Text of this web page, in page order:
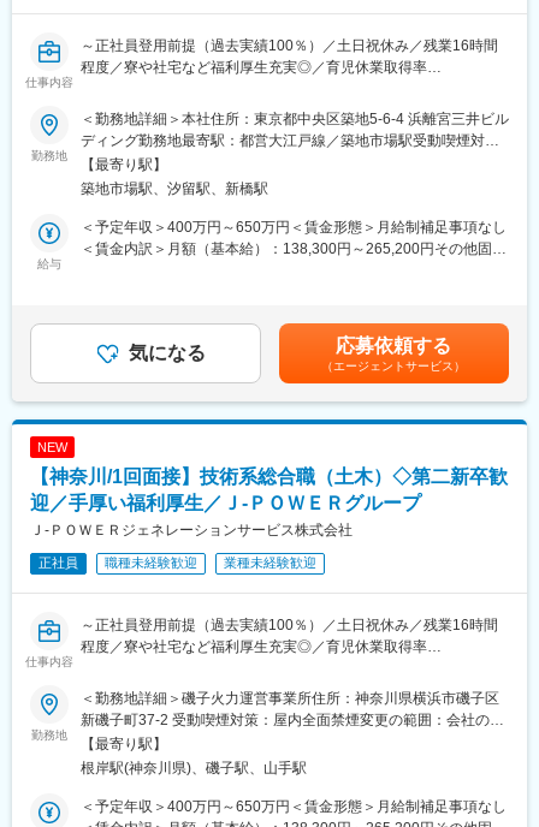
環境配慮型の循環社会を目指した事業を展開しています。
変更の範囲：会社の定める業務
◇平均残業16時間
◇土日祝休み／年間休日123日
◇育児休業取得率100％（2024年度実績）
＊社員の健康と充実した生活に配慮した生産性の高い職場の実現
のために「時間外労働、有給取得の見える化」や「No残業デーの
更なる徹底」など会社全体として取り組みをしております。
■当社の魅力について：
◎ 手厚い福利厚生
教育・研修制度を通じて、着実なキャリアアップを支援します。
（1） 資格取得向け外部講習は上限なく会社負担。平日の研修も
担。
（4） 各拠点の合格者である先輩が、試験傾向や面接対策まで手
厚くサポート。
◎ J-POWERグループの安定性
火力発電所の副産物をセメント原料や肥料として活用するなど、
環境配慮型の循環社会を目指した事業を展開しています。
変更の範囲：会社の定める業務
仕事内容
～正社員登用前提（過去実績100％）／土日祝休み／残業16時間
程度／寮や社宅など福利厚生充実◎／育児休業取得率
備運営のすべてを担う会社です／プライム上場で日本有数の電力
会社である電源開発株式会社の100％子会社～
■業務概要：
同社の管理する火力発電プラントの土木関係の点検・保守計画の
立案から、補修・新設工事の管理・実施、関係部署・機関との調
整を担当します。
・火力発電所の建築設備に係る技術総括及び社内外調整
・火力運営事業所技術支援
▼9:00修繕作業対応等
▼13:00各自スケジュール管理による、デスクワーク、各種資料作
成
▼17:00頃 退社
◇平均残業16時間
◇土日祝休み／年間休日123日
◇育児休業取得率100％（2024年度実績）
＊社員の健康と充実した生活に配慮した生産性の高い職場の実現
のために「時間外労働、有給取得の見える化」や「No残業デーの
更なる徹底」など会社全体として取り組みをしております。
■当社の魅力について：
勤務地
＜勤務地詳細＞本社住所：東京都中央区築地5-6-4 浜離宮三井ビル
ディング勤務地最寄駅：都営大江戸線／築地市場駅受動喫煙対
策：屋内全面禁煙変更の範囲：会社の定める事業所
【最寄り駅】
築地市場駅、汐留駅、新橋駅
給与
＜予定年収＞400万円～650万円＜賃金形態＞月給制補足事項なし
＜賃金内訳＞月額（基本給）：138,300円～265,200円その他固定
名：680万円・40歳扶養2名：810万円※1.上記年収は本店勤務にて
試算、残業手当21H/円を含む※2.社宅、寮、借上げ社宅はモデル年
収に含まれません。賃金はあくまでも目安の金額であり、選考を
通じて上下する可能性があります。月給(月額)は固定手当を含めた
表記です。
気になる 応募依頼する
（エージェントサービス）
NEW
【神奈川/1回面接】技術系総合職（土木）◇第二新卒歓
迎／手厚い福利厚生／Ｊ‐ＰＯＷＥＲグループ
Ｊ‐ＰＯＷＥＲジェネレーションサービス株式会社
正社員 職種未経験歓迎 業種未経験歓迎
仕事内容
～正社員登用前提（過去実績100％）／土日祝休み／残業16時間
程度／寮や社宅など福利厚生充実◎／育児休業取得率
備運営のすべてを担う会社です／プライム上場で日本有数の電力
会社である電源開発株式会社の100％子会社～
■業務概要：
同社の管理する火力発電プラントの土木関係の点検・保守計画の
立案から、補修・新設工事の管理・実施、関係部署・機関との調
整を担当します。
勤務地
＜勤務地詳細＞磯子火力運営事業所住所：神奈川県横浜市磯子区
新磯子町37-2 受動喫煙対策：屋内全面禁煙変更の範囲：会社の定
める事業所
【最寄り駅】
根岸駅(神奈川県)、磯子駅、山手駅
＜予定年収＞400万円～650万円＜賃金形態＞月給制補足事項なし